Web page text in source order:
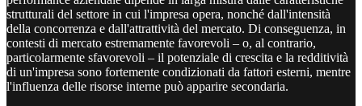
strutturali del settore in cui l'impresa opera, nonché dall'intensità
della concorrenza e dall'attrattività del mercato. Di conseguenza, in
contesti di mercato estremamente favorevoli – o, al contrario,
particolarmente sfavorevoli – il potenziale di crescita e la redditività
di un'impresa sono fortemente condizionati da fattori esterni, mentre
l'influenza delle risorse interne può apparire secondaria.